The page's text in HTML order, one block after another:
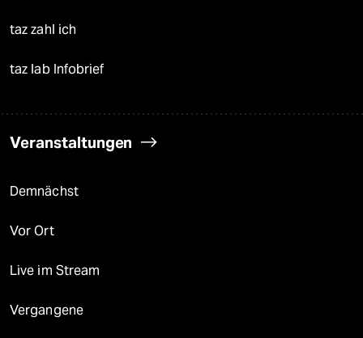
taz zahl ich
taz lab Infobrief
Veranstaltungen
Demnächst
Vor Ort
Live im Stream
Vergangene